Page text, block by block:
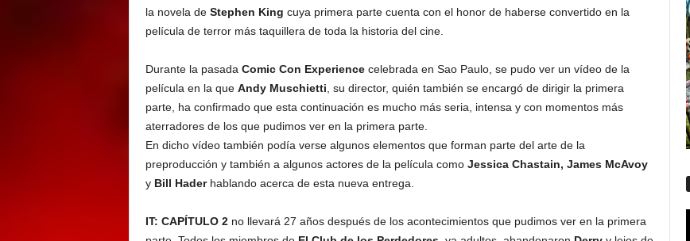
la novela de Stephen King cuya primera parte cuenta con el honor de haberse convertido en la
película de terror más taquillera de toda la historia del cine.
Durante la pasada Comic Con Experiencecelebrada en Sao Paulo, se pudo ver un vídeo de la
película en la que Andy Muschietti , su director, quién también se encargó de dirigir la primera
parte, ha confirmado que esta continuación es mucho más seria, intensa y con momentos más
aterradores de los que pudimos ver en la primera parte.
En dicho vídeo también podía verse algunos elementos que forman parte del arte de la
preproducción y también a algunos actores de la película como Jessica Chastain, James McAvoy
y Bill Haderhablando acerca de esta nueva entrega.
IT: CAPÍTULO 2no llevará 27 años después de los acontecimientos que pudimos ver en la primera